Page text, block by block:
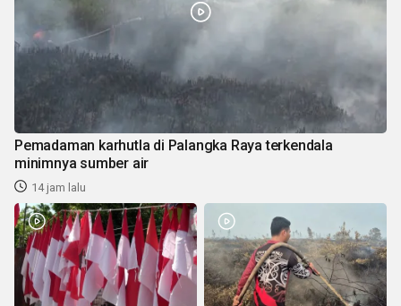
Pemadaman karhutla di Palangka Raya terkendala
minimnya sumber air
14 jam lalu